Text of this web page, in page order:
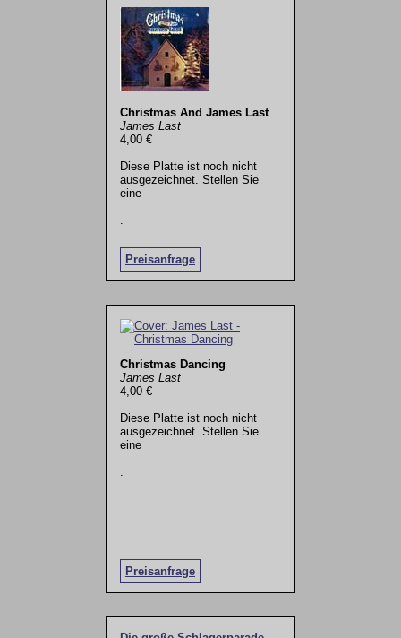
Christmas And James Last
James Last
4,00 €
Diese Platte ist noch nicht
ausgezeichnet. Stellen Sie
eine
Preisanfrage
.
Christmas Dancing
James Last
4,00 €
Diese Platte ist noch nicht
ausgezeichnet. Stellen Sie
eine
Preisanfrage